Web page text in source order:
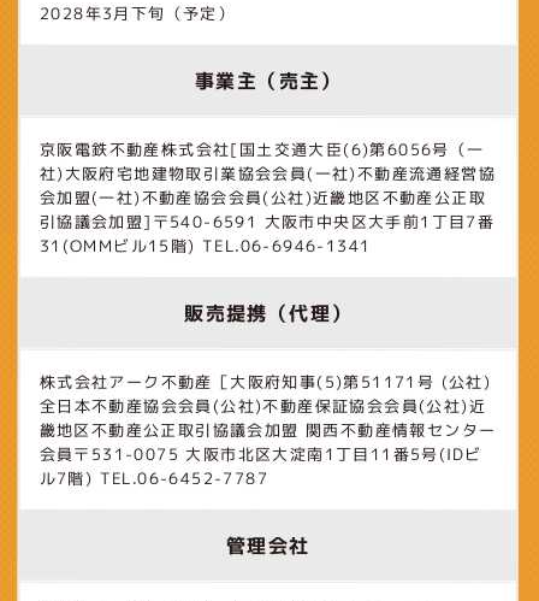
2028年3月下旬（予定）
事業主（売主）
京阪電鉄不動産株式会社[国土交通大臣(6)第6056号（一
社)大阪府宅地建物取引業協会会員(一社)不動産流通経営協
会加盟(一社)不動産協会会員(公社)近畿地区不動産公正取
引協議会加盟]〒540-6591 大阪市中央区大手前1丁目7番
31(OMMビル15階) TEL.06-6946-1341
販売提携（代理）
株式会社アーク不動産［大阪府知事(5)第51171号 (公社)
全日本不動産協会会員(公社)不動産保証協会会員(公社)近
畿地区不動産公正取引協議会加盟 関西不動産情報センター
会員〒531-0075 大阪市北区大淀南1丁目11番5号(IDビ
ル7階) TEL.06-6452-7787
管理会社